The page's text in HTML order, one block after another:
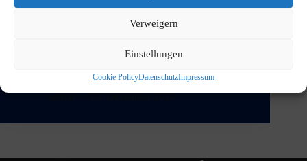
Verweigern
Einstellungen
Cookie PolicyDatenschutzImpressum
In der Vorweihnachtszeit organisierten die
Lehrkräfte Kim Fischer und Jan Wolderich im
die Pause mal anders. Jede Klasse nominierte einen
Stellvertreter, der sich der sportlichen
Herausforderung stellte. Ziel war…
admin
15. Dezember 2024